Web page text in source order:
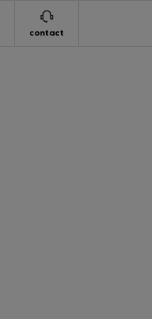
contact